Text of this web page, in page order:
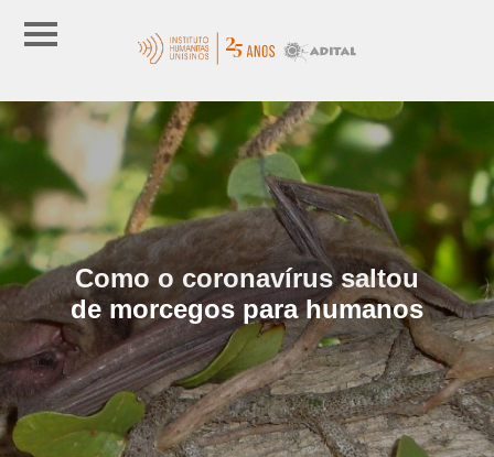
Como o coronavírus saltou
de morcegos para humanos